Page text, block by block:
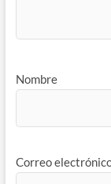
Nombre
Correo